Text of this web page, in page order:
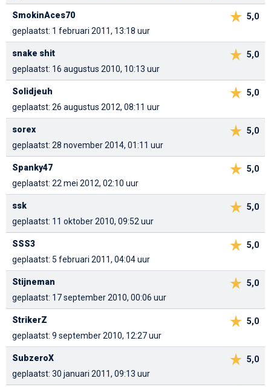
5,0
SmokinAces70
geplaatst: 1 februari 2011, 13:18 uur
5,0
snake shit
geplaatst: 16 augustus 2010, 10:13 uur
5,0
Solidjeuh
geplaatst: 26 augustus 2012, 08:11 uur
5,0
sorex
geplaatst: 28 november 2014, 01:11 uur
5,0
Spanky47
geplaatst: 22 mei 2012, 02:10 uur
5,0
ssk
geplaatst: 11 oktober 2010, 09:52 uur
5,0
SSS3
geplaatst: 5 februari 2011, 04:04 uur
5,0
Stijneman
geplaatst: 17 september 2010, 00:06 uur
5,0
StrikerZ
geplaatst: 9 september 2010, 12:27 uur
5,0
SubzeroX
geplaatst: 30 januari 2011, 09:13 uur